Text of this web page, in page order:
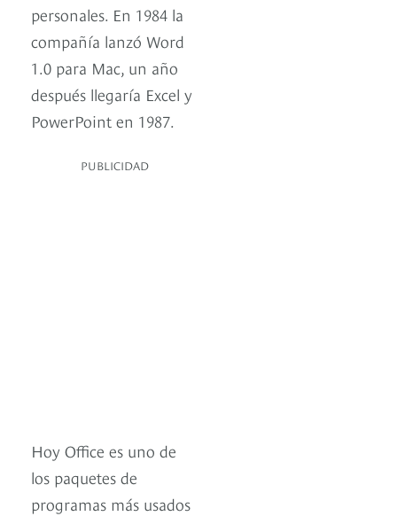
personales. En 1984 la
compañía lanzó Word
1.0 para Mac, un año
después llegaría Excel y
PowerPoint en 1987.
PUBLICIDAD
Hoy Office es uno de
los paquetes de
programas más usados